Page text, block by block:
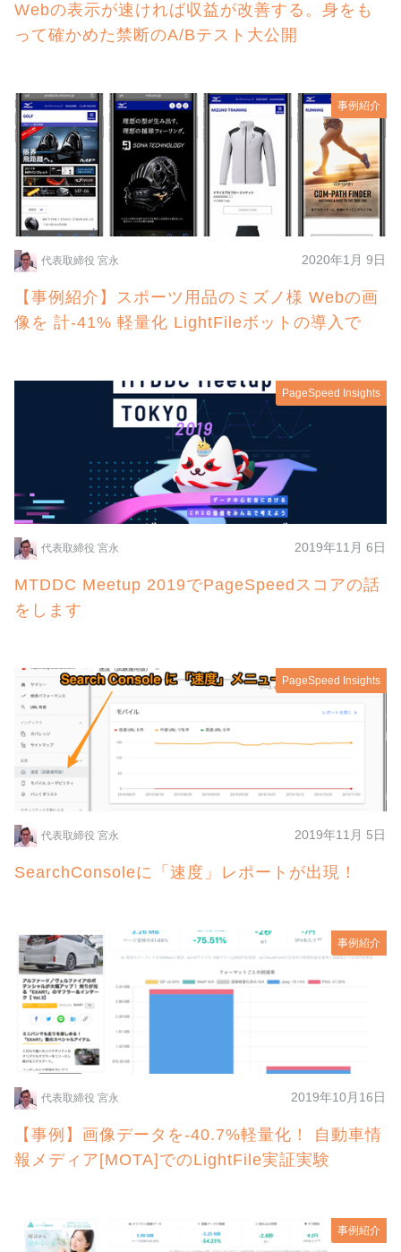
Webの表示が速ければ収益が改善する。身をも
って確かめた禁断のA/Bテスト大公開
事例紹介
代表取締役 宮永 2020年1月 9日
【事例紹介】スポーツ用品のミズノ様 Webの画
像を 計-41% 軽量化 LightFileボットの導入で
PageSpeed Insights
代表取締役 宮永 2019年11月 6日
MTDDC Meetup 2019でPageSpeedスコアの話
をします
PageSpeed Insights
代表取締役 宮永 2019年11月 5日
SearchConsoleに「速度」レポートが出現！
事例紹介
代表取締役 宮永 2019年10月16日
【事例】画像データを-40.7%軽量化！ 自動車情
報メディア[MOTA]でのLightFile実証実験
事例紹介